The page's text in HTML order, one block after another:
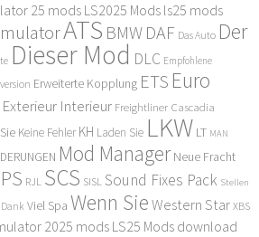
25 mods LS2025 Mods ls25 mods
ATS BMW DAF Das Auto Der
Dieser Mod DLC Empfohlene
Erweiterte Kopplung ETS Euro
Exterieur Interieur Freightliner Cascadia
Keine Fehler KH Laden Sie LKW LT MAN
Mod Manager Neue Fracht
PS RJL SCS SISL Sound Fixes Pack Stellen
Viel Spa Wenn Sie Western Star XBS
2025 mods LS25 Mods download